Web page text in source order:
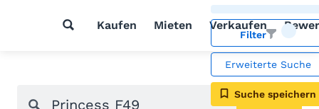
Kaufen Mieten Verkaufen
Filter
Erweiterte Suche
Suche speichern